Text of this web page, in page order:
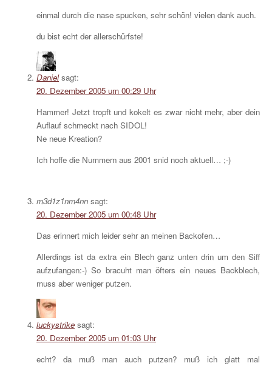
einmal durch die nase spucken, sehr schön! vielen dank auch.
du bist echt der allerschürfste!
Daniel sagt:
20. Dezember 2005 um 00:29 Uhr
Hammer! Jetzt tropft und kokelt es zwar nicht mehr, aber dein
Auflauf schmeckt nach SIDOL!
Ne neue Kreation?
Ich hoffe die Nummern aus 2001 snid noch aktuell… ;-)
m3d1z1nm4nn sagt:
20. Dezember 2005 um 00:48 Uhr
Das erinnert mich leider sehr an meinen Backofen…
Allerdings ist da extra ein Blech ganz unten drin um den Siff
aufzufangen:-) So bracuht man öfters ein neues Backblech,
muss aber weniger putzen.
luckystrike sagt:
20. Dezember 2005 um 01:03 Uhr
echt? da muß man auch putzen? muß ich glatt mal